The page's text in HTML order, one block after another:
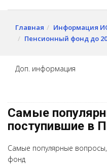
Главная
Информация
Пенсионный фонд до
Доп. информация
Самые
поступившие в
Самые популярные
фонд